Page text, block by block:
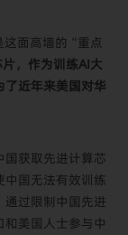
这面高墙的“重点
，作为训练AI大
近年来美国对华
获取先进计算芯
国无法有效训练
通过限制中国先进
美国人士参与中